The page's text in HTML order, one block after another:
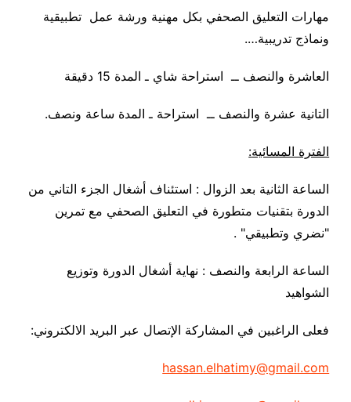
مهارات التعليق الصحفي بكل مهنية ورشة عمل تطبيقية
ونماذج تدريبية….
العاشرة والنصف ــ استراحة شاي ـ المدة 15 دقيقة
التانية عشرة والنصف ــ استراحة ـ المدة ساعة ونصف.
الفترة المسائية:
الساعة الثانية بعد الزوال : استئناف أشغال الجزء التاني من
الدورة بتقنيات متطورة في التعليق الصحفي مع تمرين
"نضري وتطبيقي" .
الساعة الرابعة والنصف : نهاية أشغال الدورة وتوزيع
الشواهيد
فعلى الراغبين في المشاركة الإتصال عبر البريد الالكتروني:
hassan.elhatimy@gmail.com